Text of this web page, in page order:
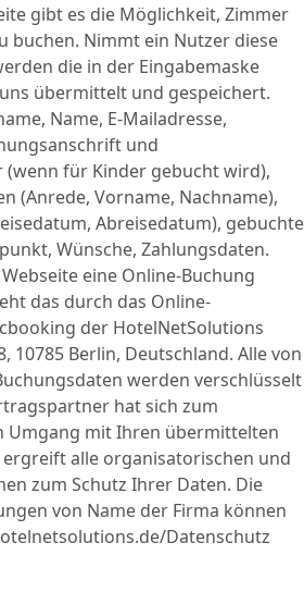
gibt es die Möglichkeit, Zimmer
buchen. Nimmt ein Nutzer diese
die in der Eingabemaske
übermittelt und gespeichert.
Name, E-Mailadresse,
und
(wenn für Kinder gebucht wird),
(Anrede, Vorname, Nachname),
Abreisedatum), gebuchte
Wünsche, Zahlungsdaten.
eine Online-Buchung
das durch das Online-
der HotelNetSolutions
10785 Berlin, Deutschland. Alle von
werden verschlüsselt
hat sich zum
Umgang mit Ihren übermittelten
alle organisatorischen und
zum Schutz Ihrer Daten. Die
von Name der Firma können
Datenschutz